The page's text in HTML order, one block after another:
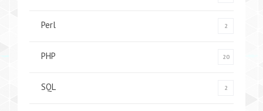
Perl 2
PHP 20
SQL 2